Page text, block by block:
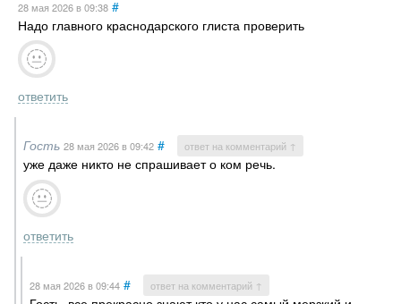
28 мая 2026в 09:38 #
Надо главного краснодарского глиста проверить
ответить
Гость 28 мая 2026в 09:42 # ответ на комментарий ↑
уже даже никто не спрашивает о ком речь.
ответить
28 мая 2026в 09:44 # ответ на комментарий ↑